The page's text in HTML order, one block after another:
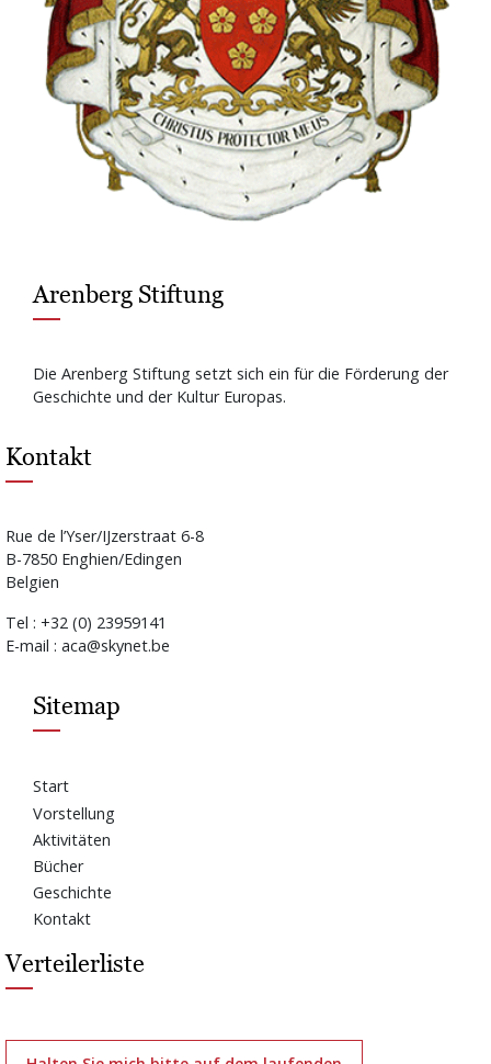
Arenberg Stiftung
Die Arenberg Stiftung setzt sich ein für die Förderung der
Geschichte und der Kultur Europas.
Kontakt
Rue de l’Yser/IJzerstraat 6-8
B-7850 Enghien/Edingen
Belgien
Tel : +32 (0) 23959141
E-mail : aca@skynet.be
Sitemap
Start
Vorstellung
Aktivitäten
Bücher
Geschichte
Kontakt
Verteilerliste